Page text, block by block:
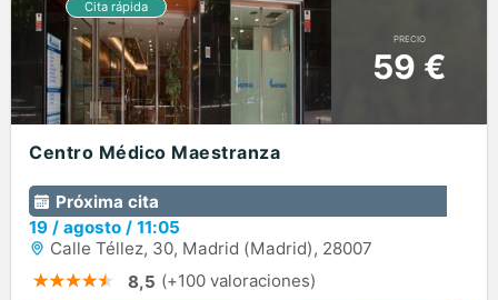
PRECIO
59 €
Centro Médico Maestranza
Próxima cita
19 / agosto / 11:05
Calle Téllez, 30, Madrid (Madrid), 28007
8,5 (+100 valoraciones)